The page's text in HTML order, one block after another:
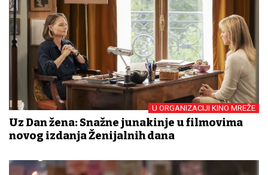
U ORGANIZACIJI KINO MREŽE
Uz Dan žena: Snažne junakinje u filmovima
novog izdanja Ženijalnih dana